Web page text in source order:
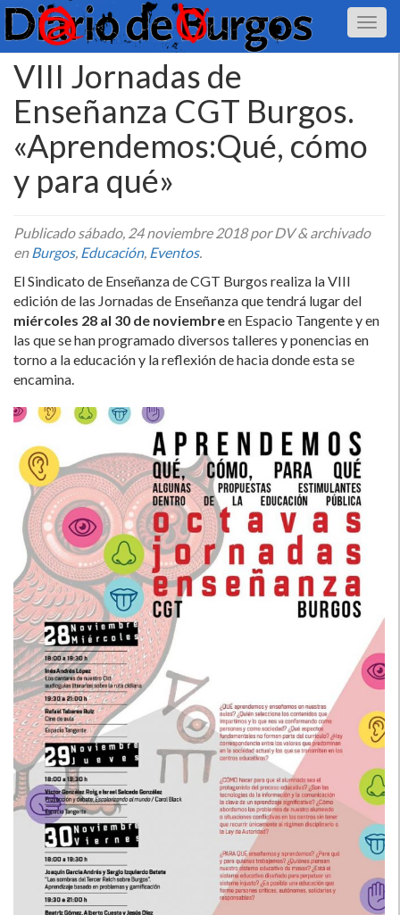
VIII Jornadas de
Enseñanza CGT Burgos.
«Aprendemos:Qué, cómo
y para qué»
Publicadosábado, 24 noviembre 2018por DV&archivado
enBurgos, Educación, Eventos.
El Sindicato de Enseñanza de CGT Burgos realiza la VIII
edición de las Jornadas de Enseñanza que tendrá lugar del
miércoles 28 al 30 de noviembreen Espacio Tangente y en
las que se han programado diversos talleres y ponencias en
torno a la educación y la reflexión de hacia donde esta se
encamina.